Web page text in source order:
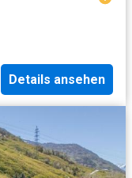
Details ansehen